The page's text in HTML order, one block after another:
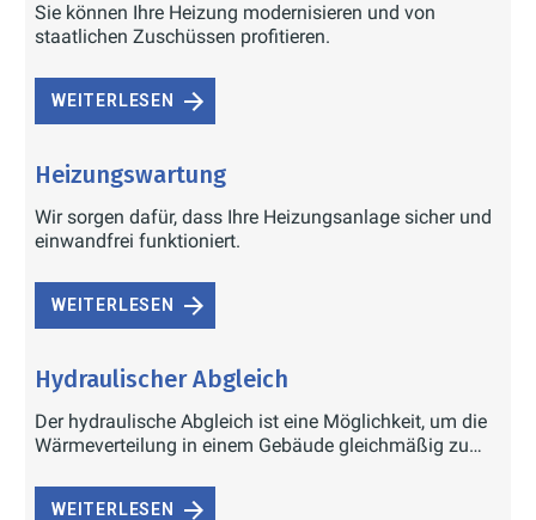
Sie können Ihre Heizung modernisieren und von
staatlichen Zuschüssen profitieren.
WEITERLESEN
Heizungswartung
Wir sorgen dafür, dass Ihre Heizungsanlage sicher und
einwandfrei funktioniert.
WEITERLESEN
Hydraulischer Abgleich
Der hydraulische Abgleich ist eine Möglichkeit, um die
Wärmeverteilung in einem Gebäude gleichmäßig zu
WEITERLESEN